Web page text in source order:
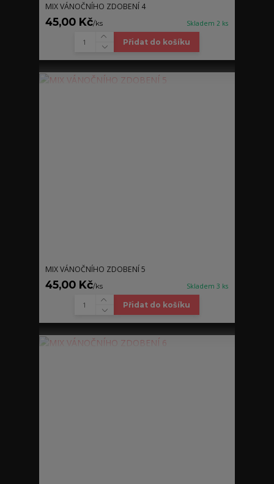
MIX VÁNOČNÍHO ZDOBENÍ 4
45,00 Kč/ks Skladem 2 ks
Přidat do košíku
MIX VÁNOČNÍHO ZDOBENÍ 5
45,00 Kč/ks Skladem 3 ks
Přidat do košíku